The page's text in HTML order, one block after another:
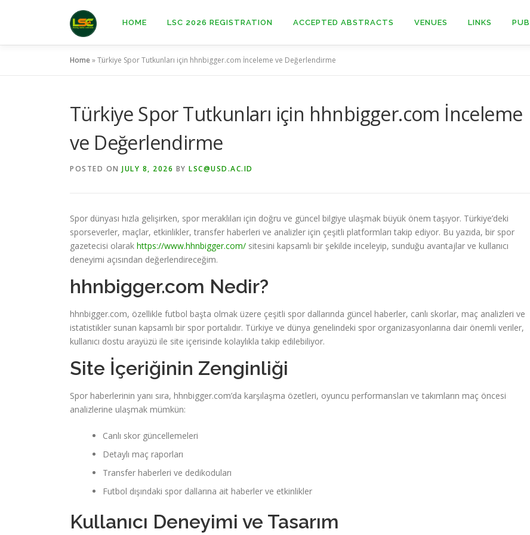
HOME LSC 2026 REGISTRATION ACCEPTED ABSTRACTS VENUES LINKS
Home»Türkiye Spor Tutkunları için hhnbigger.com İnceleme ve Değerlendirme
Türkiye Spor Tutkunları için hhnbigger.com İnceleme
ve Değerlendirme
POSTED ON JULY 8, 2026 BY LSC@USD.AC.ID
Spor dünyası hızla gelişirken, spor meraklıları için doğru ve güncel bilgiye ulaşmak büyük önem taşıyor. Türkiye’deki
sporseverler, maçlar, etkinlikler, transfer haberleri ve analizler için çeşitli platformları takip ediyor. Bu yazıda, bir spor
gazetecisi olarak https://www.hhnbigger.com/ sitesini kapsamlı bir şekilde inceleyip, sunduğu avantajlar ve kullanıcı
deneyimi açısından değerlendireceğim.
hhnbigger.com Nedir?
hhnbigger.com, özellikle futbol başta olmak üzere çeşitli spor dallarında güncel haberler, canlı skorlar, maç analizleri ve
istatistikler sunan kapsamlı bir spor portalıdır. Türkiye ve dünya genelindeki spor organizasyonlarına dair önemli veriler,
kullanıcı dostu arayüzü ile site içerisinde kolaylıkla takip edilebiliyor.
Site İçeriğinin Zenginliği
Spor haberlerinin yanı sıra, hhnbigger.com’da karşılaşma özetleri, oyuncu performansları ve takımların maç öncesi
analizlerine ulaşmak mümkün:
Canlı skor güncellemeleri
Detaylı maç raporları
Transfer haberleri ve dedikoduları
Futbol dışındaki spor dallarına ait haberler ve etkinlikler
Kullanıcı Deneyimi ve Tasarım